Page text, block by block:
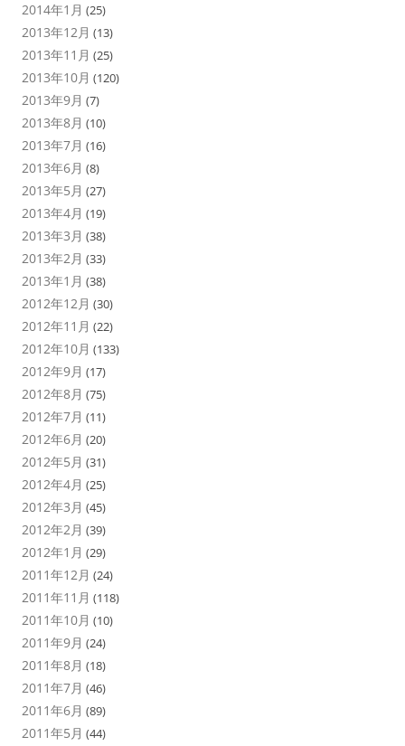
2014年1月 (25)
2013年12月 (13)
2013年11月 (25)
2013年10月 (120)
2013年9月 (7)
2013年8月 (10)
2013年7月 (16)
2013年6月 (8)
2013年5月 (27)
2013年4月 (19)
2013年3月 (38)
2013年2月 (33)
2013年1月 (38)
2012年12月 (30)
2012年11月 (22)
2012年10月 (133)
2012年9月 (17)
2012年8月 (75)
2012年7月 (11)
2012年6月 (20)
2012年5月 (31)
2012年4月 (25)
2012年3月 (45)
2012年2月 (39)
2012年1月 (29)
2011年12月 (24)
2011年11月 (118)
2011年10月 (10)
2011年9月 (24)
2011年8月 (18)
2011年7月 (46)
2011年6月 (89)
2011年5月 (44)